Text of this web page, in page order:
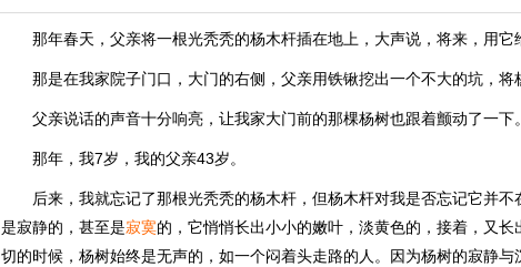
那年春天，父亲将一根光秃秃的杨木杆插在地上，大声说，将来，用它
那是在我家院子门口，大门的右侧，父亲用铁锹挖出一个不大的坑，将
父亲说话的声音十分响亮，让我家大门前的那棵杨树也跟着颤动了一下。
那年，我7岁，我的父亲43岁。
后来，我就忘记了那根光秃秃的杨木杆，但杨木杆对我是否忘记它并
是寂静的，甚至是寂寞的，它悄悄长出小小的嫩叶，淡黄色的，接着，又
切的时候，杨树始终是无声的，如一个闷着头走路的人。因为杨树的寂静